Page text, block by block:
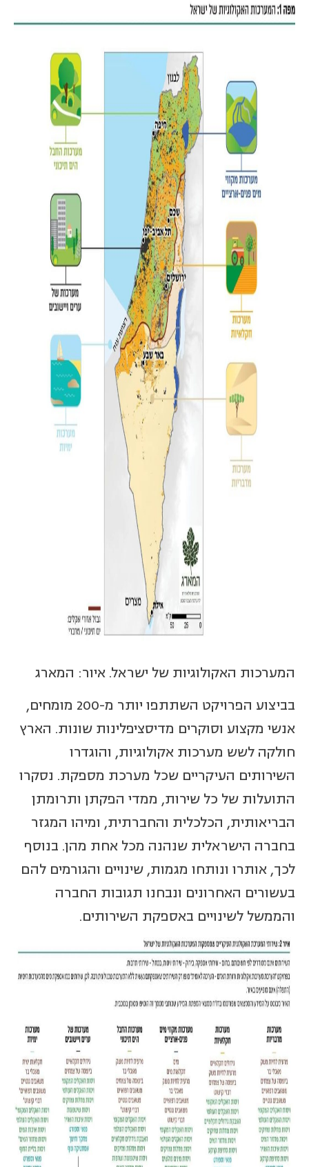
המערכות האקולוגיות של ישראל. איור: המארג
בביצוע הפרויקט השתתפו יותר מ-200 מומחים,
אנשי מקצוע וסוקרים מדיסציפלינות שונות. הארץ
חולקה לשש מערכות אקולוגיות, והוגדרו
השירותים העיקריים שכל מערכת מספקת. נסקרו
התועלות של כל שירות, ממדי הפקתן ותרומתן
הבריאותית, הכלכלית והחברתית, ומיהו המגזר
בחברה הישראלית שנהנה מכל אחת מהן. בנוסף
לכך, אותרו ונותחו מגמות, שינויים והגורמים להם
בעשורים האחרונים ונבחנו תגובות החברה
והממשל לשינויים באספקת השירותים.